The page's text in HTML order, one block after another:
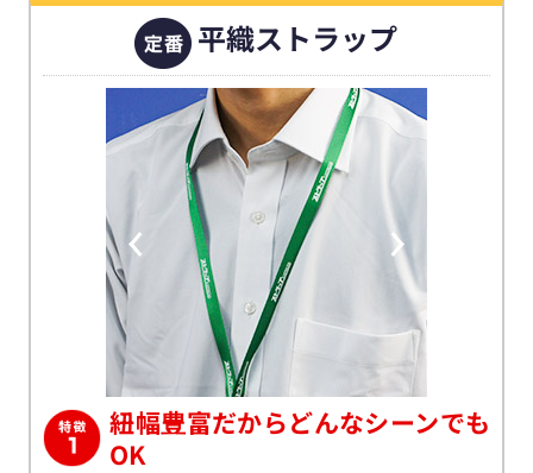
平織ストラップ
Previous Next
紐幅豊富だからどんなシーンでも
OK